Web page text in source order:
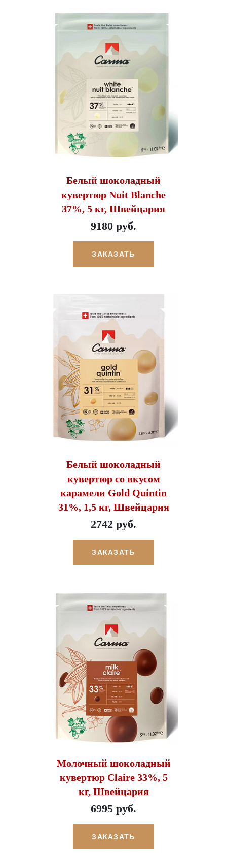
Белый шоколадный
кувертюр Nuit Blanche
37%, 5 кг, Швейцария
9180 руб.
ЗАКАЗАТЬ
Белый шоколадный
кувертюр со вкусом
карамели Gold Quintin
31%, 1,5 кг, Швейцария
2742 руб.
ЗАКАЗАТЬ
Молочный шоколадный
кувертюр Claire 33%, 5
кг, Швейцария
6995 руб.
ЗАКАЗАТЬ